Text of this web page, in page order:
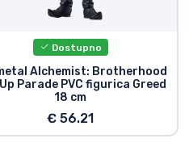
Dostupno
Alchemist: Brotherhood
Parade PVC figurica Greed
18 cm
€ 56.21